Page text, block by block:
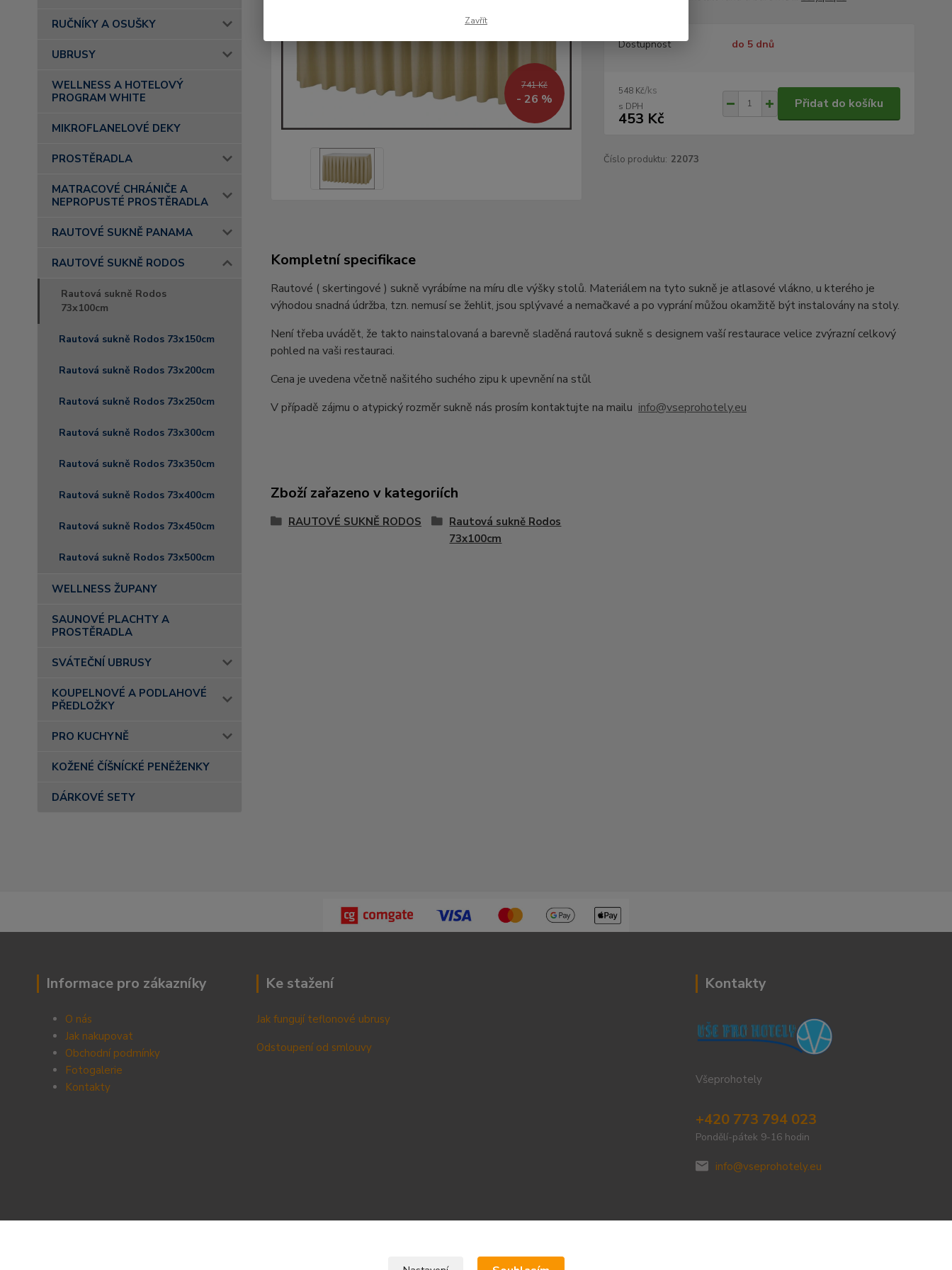
RUČNÍKY A OSUŠKY
UBRUSY
WELLNESS A HOTELOVÝ
PROGRAM WHITE
MIKROFLANELOVÉ DEKY
PROSTĚRADLA
MATRACOVÉ CHRÁNIČE A
NEPROPUSTÉ PROSTĚRADLA
RAUTOVÉ SUKNĚ PANAMA
RAUTOVÉ SUKNĚ RODOS
Rautová sukně Rodos
73x100cm
Rautová sukně Rodos 73x150cm
Rautová sukně Rodos 73x200cm
Rautová sukně Rodos 73x250cm
Rautová sukně Rodos 73x300cm
Rautová sukně Rodos 73x350cm
Rautová sukně Rodos 73x400cm
Rautová sukně Rodos 73x450cm
Rautová sukně Rodos 73x500cm
WELLNESS ŽUPANY
SAUNOVÉ PLACHTY A
PROSTĚRADLA
SVÁTEČNÍ UBRUSY
KOUPELNOVÉ A PODLAHOVÉ
PŘEDLOŽKY
PRO KUCHYNĚ
KOŽENÉ ČÍŠNÍCKÉ PENĚŽENKY
DÁRKOVÉ SETY
741 Kč
- 26 %
Dostupnost do 5 dnů
548 Kč/ks
453 Kč
Přidat do košíku
Číslo produktu: 22073
Kompletní specifikace
Rautové ( skertingové ) sukně vyrábíme na míru dle výšky stolů. Materiálem na tyto sukně je atlasové vlákno, u kterého je
výhodou snadná údržba, tzn. nemusí se žehlit, jsou splývavé a nemačkavé a po vyprání můžou okamžitě být instalovány na stoly.
Není třeba uvádět, že takto nainstalovaná a barevně sladěná rautová sukně s designem vaší restaurace velice zvýrazní celkový
pohled na vaši restauraci.
Cena je uvedena včetně našitého suchého zipu k upevnění na stůl
V případě zájmu o atypický rozměr sukně nás prosím kontaktujte na mailu info@vseprohotely.eu
Zboží zařazeno v kategoriích
RAUTOVÉ SUKNĚ RODOS
Rautová sukně Rodos
73x100cm
Informace pro zákazníky
O nás
Jak nakupovat
Obchodní podmínky
Fotogalerie
Kontakty
Ke stažení
Jak fungují teflonové ubrusy
Odstoupení od smlouvy
Kontakty
Všeprohotely
+420 773 794 023
Pondělí-pátek 9-16 hodin
info@vseprohotely.eu
Upravit sběr cookies.
Zavřít